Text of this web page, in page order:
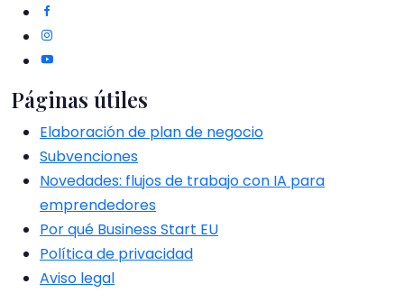
Páginas útiles
Elaboración de plan de negocio
Subvenciones
Novedades: flujos de trabajo con IA para
emprendedores
Por qué Business Start EU
Política de privacidad
Aviso legal